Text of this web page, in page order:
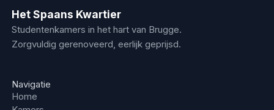
Het Spaans Kwartier
Studentenkamers in het hart van Brugge.
Zorgvuldig gerenoveerd, eerlijk geprijsd.
Navigatie
Home